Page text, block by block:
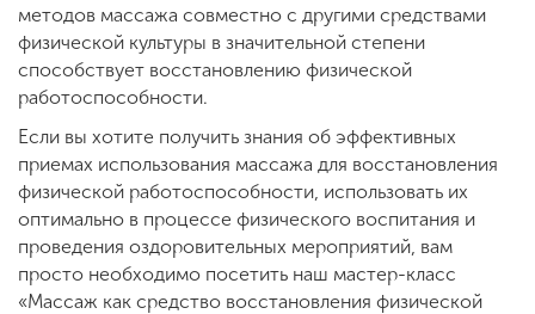
Другие виды
деятельности
Сведения об
образовательной
организации
методов массажа совместно с другими средствами
физической культуры в значительной степени
способствует восстановлению физической
работоспособности.
Если вы хотите получить знания об эффективных
приемах использования массажа для восстановления
физической работоспособности, использовать их
оптимально в процессе физического воспитания и
проведения оздоровительных мероприятий, вам
просто необходимо посетить наш мастер-класс
«Массаж как средство восстановления физической